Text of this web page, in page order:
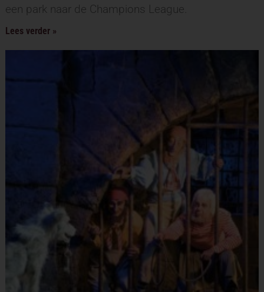
een park naar de Champions League.
Lees verder »